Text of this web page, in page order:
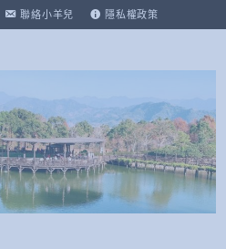
聯絡小羊兒 隱私權政策